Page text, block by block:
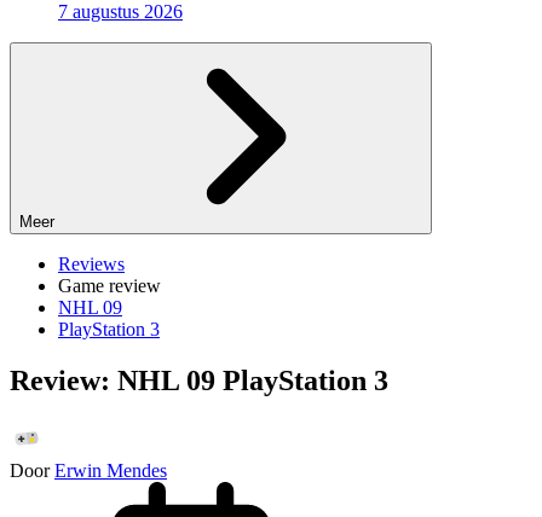
7 augustus 2026
Meer
Reviews
Game review
NHL 09
PlayStation 3
Review: NHL 09 PlayStation 3
Door Erwin Mendes